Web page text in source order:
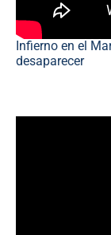
Infierno en el
desaparecer